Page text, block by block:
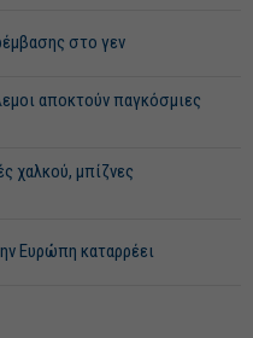
στο γεν
αποκτούν παγκόσμιες
χαλκού, μπίζνες
Ευρώπη καταρρέει